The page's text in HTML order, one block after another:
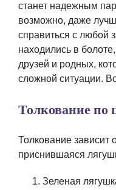
станет надежным
возможно, даже
справиться с любой
находились в
друзей и родных,
сложной ситуации.
Толкование по
Толкование зависит
приснившаяся
Зеленая